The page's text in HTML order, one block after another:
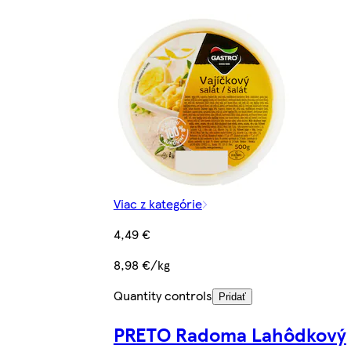
Viac z kategórie
4,49 €
8,98 €/kg
Quantity controls
Pridať
PRETO Radoma Lahôdkový